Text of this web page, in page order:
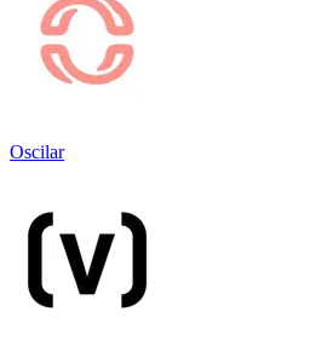
Oscilar